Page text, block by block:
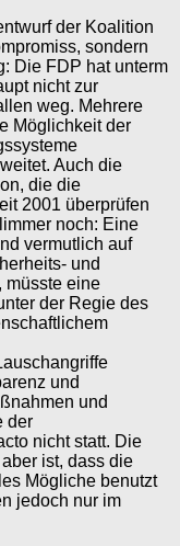
der Koalition
sondern
Die FDP hat unterm
nicht zur
weg. Mehrere
Möglichkeit der
Auch die
die die
2001 überprüfen
noch: Eine
vermutlich auf
und
müsste eine
der Regie des
und
und
der
nicht statt. Die
ist, dass die
Mögliche benutzt
jedoch nur im